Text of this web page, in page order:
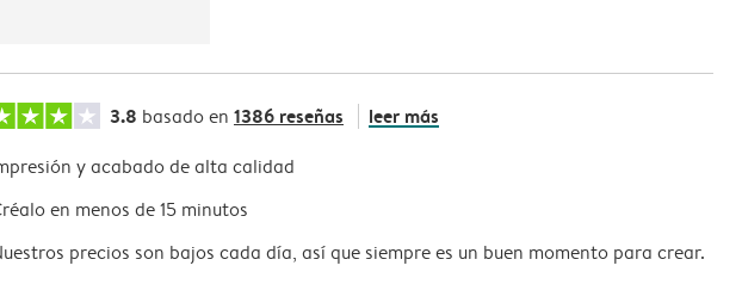
3.8 basado en 1386 reseñas leer más
y acabado de alta calidad
en menos de 15 minutos
precios son bajos cada día, así que siempre es un buen momento para crear.